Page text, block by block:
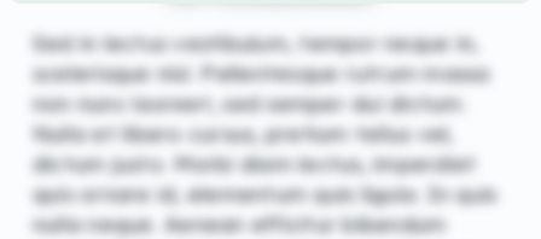
Sed in lectus vestibulum, tempor neque in,
scelerisque nisl. Pellentesque rutrum massa
non nunc laoreet, sed semper dui dictum.
Nulla et libero cursus, pretium tellus vel,
dictum justo. Morbi diam lectus, imperdiet
quis ornare id, elementum quis ligula. In quis
nulla neque. Aenean efficitur bibendum
REGISTREREN